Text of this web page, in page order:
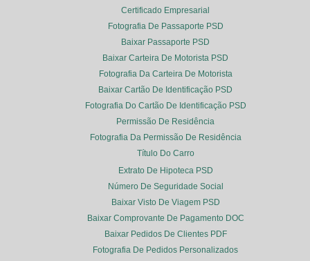
Certificado Empresarial
Fotografia De Passaporte PSD
Baixar Passaporte PSD
Baixar Carteira De Motorista PSD
Fotografia Da Carteira De Motorista
Baixar Cartão De Identificação PSD
Fotografia Do Cartão De Identificação PSD
Permissão De Residência
Fotografia Da Permissão De Residência
Título Do Carro
Extrato De Hipoteca PSD
Número De Seguridade Social
Baixar Visto De Viagem PSD
Baixar Comprovante De Pagamento DOC
Baixar Pedidos De Clientes PDF
Fotografia De Pedidos Personalizados